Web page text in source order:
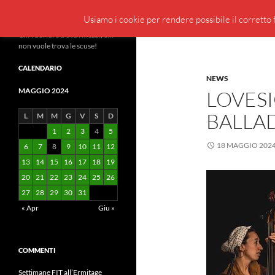
Vai
contenuto
NEWS
18 MAGGIO
Chi vuol fare trova i mezzi, chi
non vuole trova le scuse!
CALENDARIO
MAGGIO 2024
L M M G V S
D
1
2 3 4
5
6
7 8 9 10 11
12
13
14 15 16 17 18
19
20 21 22 23 24 25
26
27 28 29 30
31
« Apr
Giu »
COMMENTI
Settimane FIT all’Ermitage
Usiamo i cookie per rendere possibile il